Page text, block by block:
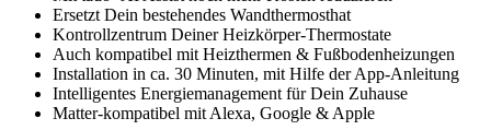
Ersetzt Dein bestehendes Wandthermosthat
Kontrollzentrum Deiner Heizkörper-Thermostate
Auch kompatibel mit Heizthermen & Fußbodenheizungen
Installation in ca. 30 Minuten, mit Hilfe der App-Anleitung
Intelligentes Energiemanagement für Dein Zuhause
Matter-kompatibel mit Alexa, Google & Apple